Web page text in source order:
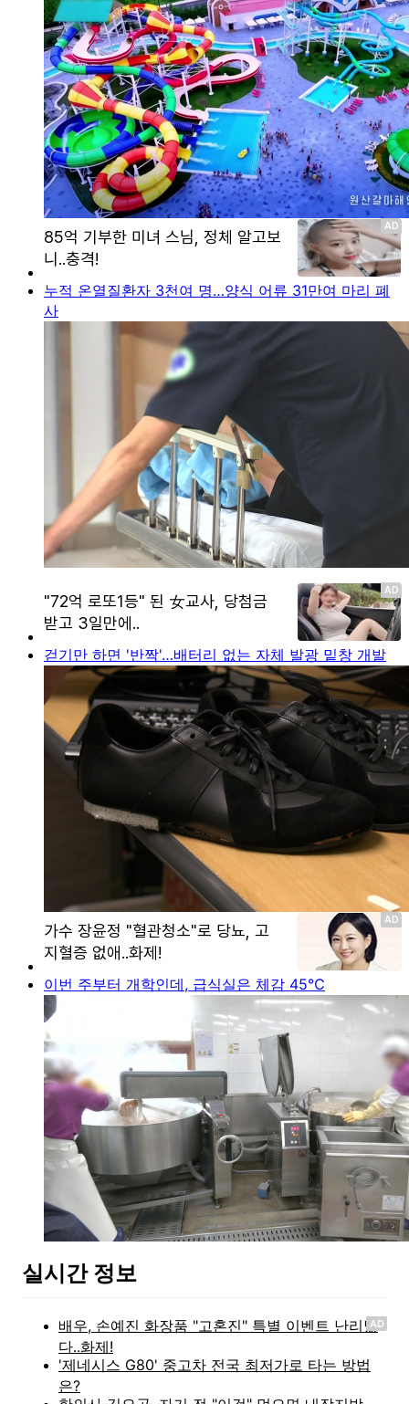
누적 온열질환자 3천여 명…양식 어류 31만여 마리 폐
사
걷기만 하면 '반짝'…배터리 없는 자체 발광 밑창 개발
이번 주부터 개학인데, 급식실은 체감 45℃
실시간 정보
AD